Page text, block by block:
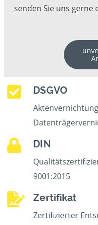
senden Sie uns gerne
DSGVO
DIN
9001:2015
Zertifikat
Zertifizierter